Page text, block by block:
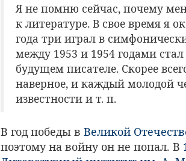
Я не помню сейчас, почему
к литературе. В свое время я
года три играл в
между 1953 и 1954 годами
будущем писателе. Скорее
наверное, и каждый молодой
известности и т. п.
В год победы в Великой
поэтому на войну он не попал. В